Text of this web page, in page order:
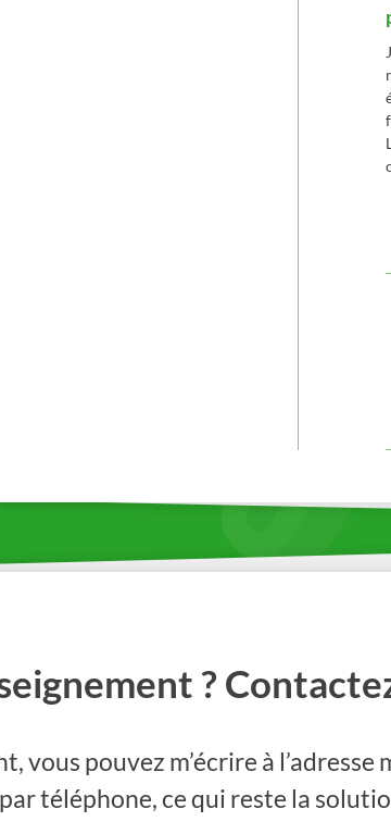
?
vous pouvez m’écrire à l’adresse
téléphone, ce qui reste la